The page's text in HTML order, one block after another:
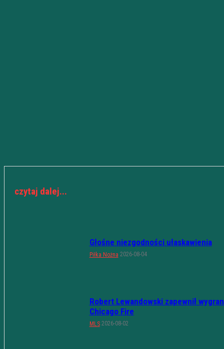
czytaj dalej...
Głośne niezgodności ułaskawienia
Piłka Nożna 2026-08-04
Robert Lewandowski zapewnił
Chicago Fire
MLS 2026-08-02